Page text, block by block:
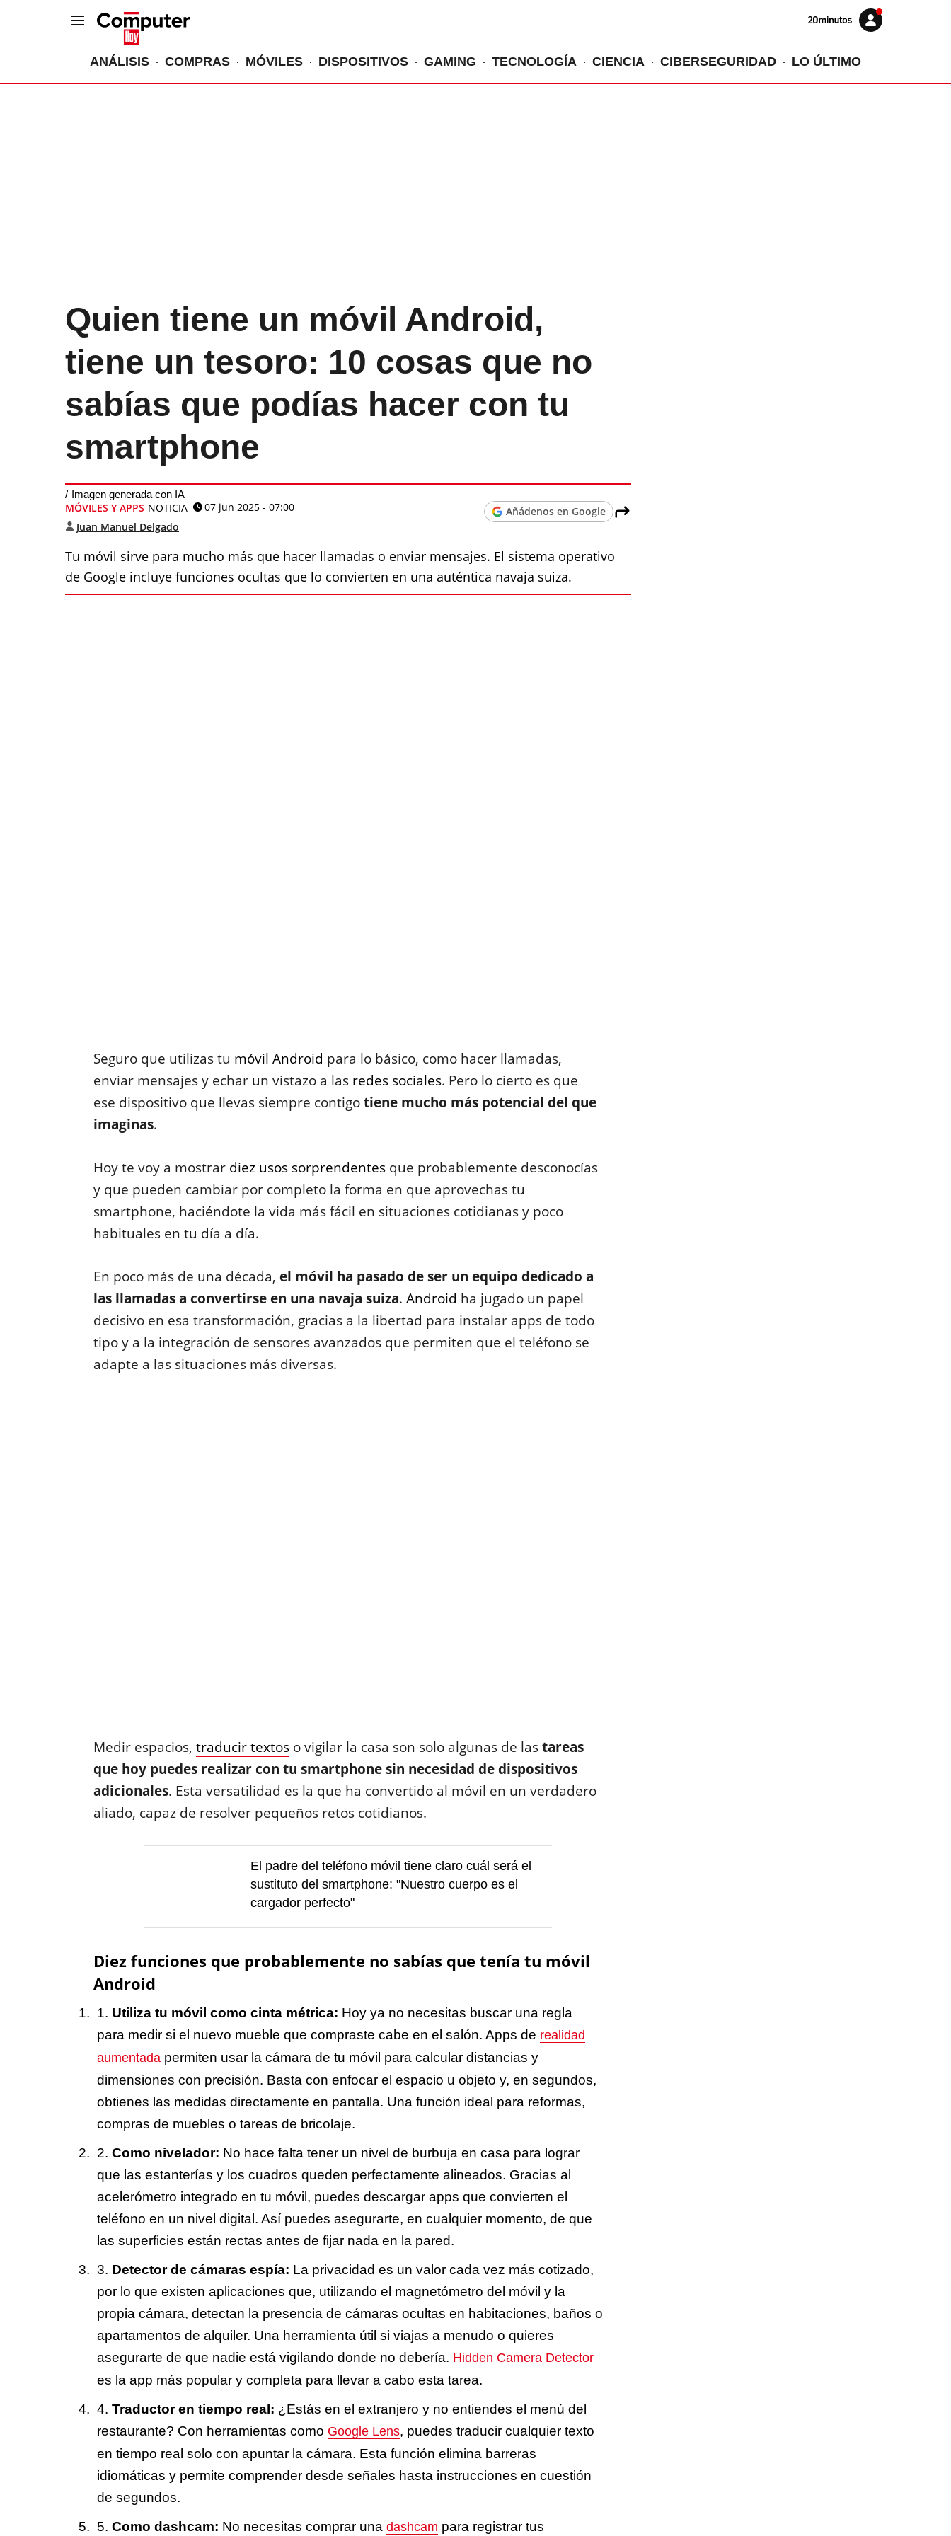
Volver
Iniciar
sesión
ANÁLISIS COMPRAS MÓVILES DISPOSITIVOS GAMING TECNOLOGÍA CIENCIA CIBERSEGURIDAD LO ÚLTIMO
Quien tiene un móvil Android,
tiene un tesoro: 10 cosas que no
sabías que podías hacer con tu
smartphone
Imagen generada con IA
MÓVILES Y APPS NOTICIA
07 jun 2025 - 07:00
Juan Manuel Delgado
Añádenos en Google
Tu móvil sirve para mucho más que hacer llamadas o enviar mensajes. El sistema operativo
de Google incluye funciones ocultas que lo convierten en una auténtica navaja suiza.
Seguro que utilizas tu móvil Android para lo básico, como hacer llamadas,
enviar mensajes y echar un vistazo a las redes sociales. Pero lo cierto es que
ese dispositivo que llevas siempre contigotiene mucho más potencial del que
imaginas.
Hoy te voy a mostrar diez usos sorprendentesque probablemente desconocías
y que pueden cambiar por completo la forma en que aprovechas tu
smartphone, haciéndote la vida más fácil en situaciones cotidianas y poco
habituales en tu día a día.
En poco más de una década, el móvil ha pasado de ser un equipo dedicado a
las llamadas a convertirse en una navaja suiza. Android ha jugado un papel
decisivo en esa transformación, gracias a la libertad para instalar apps de todo
tipo y a la integración de sensores avanzados que permiten que el teléfono se
adapte a las situaciones más diversas.
Medir espacios, traducir textoso vigilar la casa son solo algunas de lastareas
que hoy puedes realizar con tu smartphone sin necesidad de dispositivos
adicionales. Esta versatilidad es la que ha convertido al móvil en un verdadero
aliado, capaz de resolver pequeños retos cotidianos.
El padre del teléfono móvil tiene claro cuál será el
sustituto del smartphone: "Nuestro cuerpo es el
cargador perfecto"
Diez funciones que probablemente no sabías que tenía tu móvil
Android
Utiliza tu móvil como cinta métrica: Hoy ya no necesitas buscar una regla
para medir si el nuevo mueble que compraste cabe en el salón. Apps de realidad
aumentadapermiten usar la cámara de tu móvil para calcular distancias y
dimensiones con precisión. Basta con enfocar el espacio u objeto y, en segundos,
obtienes las medidas directamente en pantalla. Una función ideal para reformas,
compras de muebles o tareas de bricolaje.
Como nivelador: No hace falta tener un nivel de burbuja en casa para lograr
que las estanterías y los cuadros queden perfectamente alineados. Gracias al
acelerómetro integrado en tu móvil, puedes descargar apps que convierten el
teléfono en un nivel digital. Así puedes asegurarte, en cualquier momento, de que
las superficies están rectas antes de fijar nada en la pared.
Detector de cámaras espía: La privacidad es un valor cada vez más cotizado,
por lo que existen aplicaciones que, utilizando el magnetómetro del móvil y la
propia cámara, detectan la presencia de cámaras ocultas en habitaciones, baños o
apartamentos de alquiler. Una herramienta útil si viajas a menudo o quieres
asegurarte de que nadie está vigilando donde no debería. Hidden Camera Detector
es la app más popular y completa para llevar a cabo esta tarea.
Traductor en tiempo real: ¿Estás en el extranjero y no entiendes el menú del
restaurante? Con herramientas como Google Lens, puedes traducir cualquier texto
en tiempo real solo con apuntar la cámara. Esta función elimina barreras
idiomáticas y permite comprender desde señales hasta instrucciones en cuestión
de segundos.
Como dashcam: No necesitas comprar una dashcam para registrar tus